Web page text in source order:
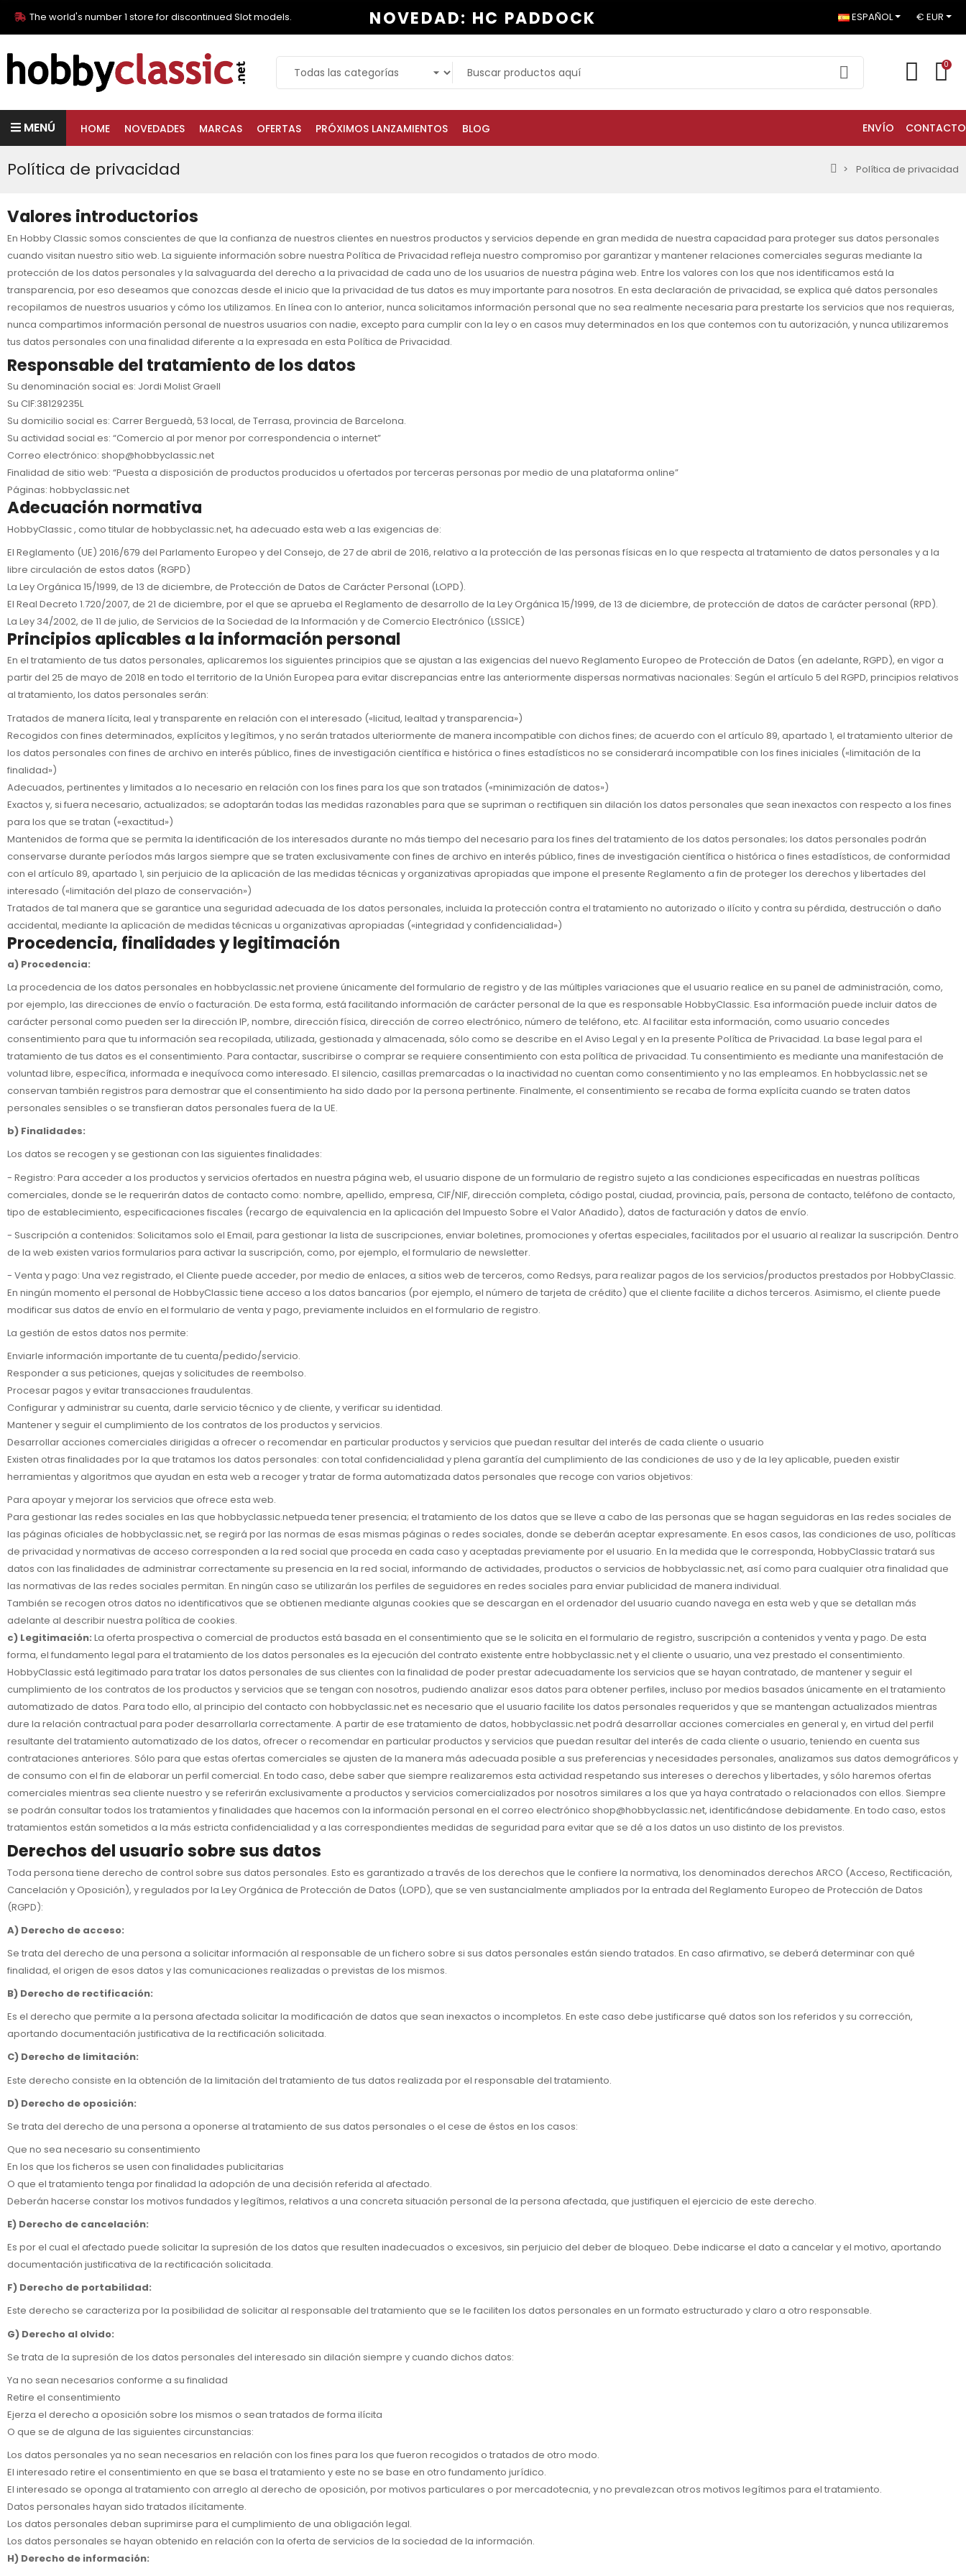
The world's number 1 store for discontinued Slot models. NOVEDAD: HC PADDOCK ESPAÑOL € EUR
0
MENÚ HOME NOVEDADES MARCAS OFERTAS PRÓXIMOS LANZAMIENTOS BLOG ENVÍO CONTACTO
Política de privacidad Política de privacidad
Valores introductorios
En Hobby Classic somos conscientes de que la confianza de nuestros clientes en nuestros productos y servicios depende en gran medida de nuestra capacidad para proteger sus datos personales
cuando visitan nuestro sitio web. La siguiente información sobre nuestra Política de Privacidad refleja nuestro compromiso por garantizar y mantener relaciones comerciales seguras mediante la
protección de los datos personales y la salvaguarda del derecho a la privacidad de cada uno de los usuarios de nuestra página web. Entre los valores con los que nos identificamos está la
transparencia, por eso deseamos que conozcas desde el inicio que la privacidad de tus datos es muy importante para nosotros. En esta declaración de privacidad, se explica qué datos personales
recopilamos de nuestros usuarios y cómo los utilizamos. En línea con lo anterior, nunca solicitamos información personal que no sea realmente necesaria para prestarte los servicios que nos requieras,
nunca compartimos información personal de nuestros usuarios con nadie, excepto para cumplir con la ley o en casos muy determinados en los que contemos con tu autorización, y nunca utilizaremos
tus datos personales con una finalidad diferente a la expresada en esta Política de Privacidad.
Responsable del tratamiento de los datos
Su denominación social es: Jordi Molist Graell
Su CIF:38129235L
Su domicilio social es: Carrer Berguedà, 53 local, de Terrasa, provincia de Barcelona.
Su actividad social es: “Comercio al por menor por correspondencia o internet”
Correo electrónico: shop@hobbyclassic.net
Finalidad de sitio web: “Puesta a disposición de productos producidos u ofertados por terceras personas por medio de una plataforma online”
Páginas: hobbyclassic.net
Adecuación normativa
HobbyClassic , como titular de hobbyclassic.net, ha adecuado esta web a las exigencias de:
El Reglamento (UE) 2016/679 del Parlamento Europeo y del Consejo, de 27 de abril de 2016, relativo a la protección de las personas físicas en lo que respecta al tratamiento de datos personales y a la
libre circulación de estos datos (RGPD)
La Ley Orgánica 15/1999, de 13 de diciembre, de Protección de Datos de Carácter Personal (LOPD).
El Real Decreto 1.720/2007, de 21 de diciembre, por el que se aprueba el Reglamento de desarrollo de la Ley Orgánica 15/1999, de 13 de diciembre, de protección de datos de carácter personal (RPD).
La Ley 34/2002, de 11 de julio, de Servicios de la Sociedad de la Información y de Comercio Electrónico (LSSICE)
Principios aplicables a la información personal
En el tratamiento de tus datos personales, aplicaremos los siguientes principios que se ajustan a las exigencias del nuevo Reglamento Europeo de Protección de Datos (en adelante, RGPD), en vigor a
partir del 25 de mayo de 2018 en todo el territorio de la Unión Europea para evitar discrepancias entre las anteriormente dispersas normativas nacionales: Según el artículo 5 del RGPD, principios relativos
al tratamiento, los datos personales serán:
Tratados de manera lícita, leal y transparente en relación con el interesado («licitud, lealtad y transparencia»)
Recogidos con fines determinados, explícitos y legítimos, y no serán tratados ulteriormente de manera incompatible con dichos fines; de acuerdo con el artículo 89, apartado 1, el tratamiento ulterior de
los datos personales con fines de archivo en interés público, fines de investigación científica e histórica o fines estadísticos no se considerará incompatible con los fines iniciales («limitación de la
finalidad»)
Adecuados, pertinentes y limitados a lo necesario en relación con los fines para los que son tratados («minimización de datos»)
Exactos y, si fuera necesario, actualizados; se adoptarán todas las medidas razonables para que se supriman o rectifiquen sin dilación los datos personales que sean inexactos con respecto a los fines
para los que se tratan («exactitud»)
Mantenidos de forma que se permita la identificación de los interesados durante no más tiempo del necesario para los fines del tratamiento de los datos personales; los datos personales podrán
conservarse durante períodos más largos siempre que se traten exclusivamente con fines de archivo en interés público, fines de investigación científica o histórica o fines estadísticos, de conformidad
con el artículo 89, apartado 1, sin perjuicio de la aplicación de las medidas técnicas y organizativas apropiadas que impone el presente Reglamento a fin de proteger los derechos y libertades del
interesado («limitación del plazo de conservación»)
Tratados de tal manera que se garantice una seguridad adecuada de los datos personales, incluida la protección contra el tratamiento no autorizado o ilícito y contra su pérdida, destrucción o daño
accidental, mediante la aplicación de medidas técnicas u organizativas apropiadas («integridad y confidencialidad»)
Procedencia, finalidades y legitimación
a) Procedencia:
La procedencia de los datos personales en hobbyclassic.net proviene únicamente del formulario de registro y de las múltiples variaciones que el usuario realice en su panel de administración, como,
por ejemplo, las direcciones de envío o facturación. De esta forma, está facilitando información de carácter personal de la que es responsable HobbyClassic. Esa información puede incluir datos de
carácter personal como pueden ser la dirección IP, nombre, dirección física, dirección de correo electrónico, número de teléfono, etc. Al facilitar esta información, como usuario concedes
consentimiento para que tu información sea recopilada, utilizada, gestionada y almacenada, sólo como se describe en el Aviso Legal y en la presente Política de Privacidad. La base legal para el
tratamiento de tus datos es el consentimiento. Para contactar, suscribirse o comprar se requiere consentimiento con esta política de privacidad. Tu consentimiento es mediante una manifestación de
voluntad libre, específica, informada e inequívoca como interesado. El silencio, casillas premarcadas o la inactividad no cuentan como consentimiento y no las empleamos. En hobbyclassic.net se
conservan también registros para demostrar que el consentimiento ha sido dado por la persona pertinente. Finalmente, el consentimiento se recaba de forma explícita cuando se traten datos
personales sensibles o se transfieran datos personales fuera de la UE.
b) Finalidades:
Los datos se recogen y se gestionan con las siguientes finalidades:
- Registro: Para acceder a los productos y servicios ofertados en nuestra página web, el usuario dispone de un formulario de registro sujeto a las condiciones especificadas en nuestras políticas
comerciales, donde se le requerirán datos de contacto como: nombre, apellido, empresa, CIF/NIF, dirección completa, código postal, ciudad, provincia, país, persona de contacto, teléfono de contacto,
tipo de establecimiento, especificaciones fiscales (recargo de equivalencia en la aplicación del Impuesto Sobre el Valor Añadido), datos de facturación y datos de envío.
- Suscripción a contenidos: Solicitamos solo el Email, para gestionar la lista de suscripciones, enviar boletines, promociones y ofertas especiales, facilitados por el usuario al realizar la suscripción. Dentro
de la web existen varios formularios para activar la suscripción, como, por ejemplo, el formulario de newsletter.
- Venta y pago: Una vez registrado, el Cliente puede acceder, por medio de enlaces, a sitios web de terceros, como Redsys, para realizar pagos de los servicios/productos prestados por HobbyClassic.
En ningún momento el personal de HobbyClassic tiene acceso a los datos bancarios (por ejemplo, el número de tarjeta de crédito) que el cliente facilite a dichos terceros. Asimismo, el cliente puede
modificar sus datos de envío en el formulario de venta y pago, previamente incluidos en el formulario de registro.
La gestión de estos datos nos permite:
Enviarle información importante de tu cuenta/pedido/servicio.
Responder a sus peticiones, quejas y solicitudes de reembolso.
Procesar pagos y evitar transacciones fraudulentas.
Configurar y administrar su cuenta, darle servicio técnico y de cliente, y verificar su identidad.
Mantener y seguir el cumplimiento de los contratos de los productos y servicios.
Desarrollar acciones comerciales dirigidas a ofrecer o recomendar en particular productos y servicios que puedan resultar del interés de cada cliente o usuario
Existen otras finalidades por la que tratamos los datos personales: con total confidencialidad y plena garantía del cumplimiento de las condiciones de uso y de la ley aplicable, pueden existir
herramientas y algoritmos que ayudan en esta web a recoger y tratar de forma automatizada datos personales que recoge con varios objetivos:
Para apoyar y mejorar los servicios que ofrece esta web.
Para gestionar las redes sociales en las que hobbyclassic.netpueda tener presencia; el tratamiento de los datos que se lleve a cabo de las personas que se hagan seguidoras en las redes sociales de
las páginas oficiales de hobbyclassic.net, se regirá por las normas de esas mismas páginas o redes sociales, donde se deberán aceptar expresamente. En esos casos, las condiciones de uso, políticas
de privacidad y normativas de acceso corresponden a la red social que proceda en cada caso y aceptadas previamente por el usuario. En la medida que le corresponda, HobbyClassic tratará sus
datos con las finalidades de administrar correctamente su presencia en la red social, informando de actividades, productos o servicios de hobbyclassic.net, así como para cualquier otra finalidad que
las normativas de las redes sociales permitan. En ningún caso se utilizarán los perfiles de seguidores en redes sociales para enviar publicidad de manera individual.
También se recogen otros datos no identificativos que se obtienen mediante algunas cookies que se descargan en el ordenador del usuario cuando navega en esta web y que se detallan más
adelante al describir nuestra política de cookies.
c) Legitimación: La oferta prospectiva o comercial de productos está basada en el consentimiento que se le solicita en el formulario de registro, suscripción a contenidos y venta y pago. De esta
forma, el fundamento legal para el tratamiento de los datos personales es la ejecución del contrato existente entre hobbyclassic.net y el cliente o usuario, una vez prestado el consentimiento.
HobbyClassic está legitimado para tratar los datos personales de sus clientes con la finalidad de poder prestar adecuadamente los servicios que se hayan contratado, de mantener y seguir el
cumplimiento de los contratos de los productos y servicios que se tengan con nosotros, pudiendo analizar esos datos para obtener perfiles, incluso por medios basados únicamente en el tratamiento
automatizado de datos. Para todo ello, al principio del contacto con hobbyclassic.net es necesario que el usuario facilite los datos personales requeridos y que se mantengan actualizados mientras
dure la relación contractual para poder desarrollarla correctamente. A partir de ese tratamiento de datos, hobbyclassic.net podrá desarrollar acciones comerciales en general y, en virtud del perfil
resultante del tratamiento automatizado de los datos, ofrecer o recomendar en particular productos y servicios que puedan resultar del interés de cada cliente o usuario, teniendo en cuenta sus
contrataciones anteriores. Sólo para que estas ofertas comerciales se ajusten de la manera más adecuada posible a sus preferencias y necesidades personales, analizamos sus datos demográficos y
de consumo con el fin de elaborar un perfil comercial. En todo caso, debe saber que siempre realizaremos esta actividad respetando sus intereses o derechos y libertades, y sólo haremos ofertas
comerciales mientras sea cliente nuestro y se referirán exclusivamente a productos y servicios comercializados por nosotros similares a los que ya haya contratado o relacionados con ellos. Siempre
se podrán consultar todos los tratamientos y finalidades que hacemos con la información personal en el correo electrónico shop@hobbyclassic.net, identificándose debidamente. En todo caso, estos
tratamientos están sometidos a la más estricta confidencialidad y a las correspondientes medidas de seguridad para evitar que se dé a los datos un uso distinto de los previstos.
Derechos del usuario sobre sus datos
Toda persona tiene derecho de control sobre sus datos personales. Esto es garantizado a través de los derechos que le confiere la normativa, los denominados derechos ARCO (Acceso, Rectificación,
Cancelación y Oposición), y regulados por la Ley Orgánica de Protección de Datos (LOPD), que se ven sustancialmente ampliados por la entrada del Reglamento Europeo de Protección de Datos
(RGPD):
A) Derecho de acceso:
Se trata del derecho de una persona a solicitar información al responsable de un fichero sobre si sus datos personales están siendo tratados. En caso afirmativo, se deberá determinar con qué
finalidad, el origen de esos datos y las comunicaciones realizadas o previstas de los mismos.
B) Derecho de rectificación:
Es el derecho que permite a la persona afectada solicitar la modificación de datos que sean inexactos o incompletos. En este caso debe justificarse qué datos son los referidos y su corrección,
aportando documentación justificativa de la rectificación solicitada.
C) Derecho de limitación:
Este derecho consiste en la obtención de la limitación del tratamiento de tus datos realizada por el responsable del tratamiento.
D) Derecho de oposición:
Se trata del derecho de una persona a oponerse al tratamiento de sus datos personales o el cese de éstos en los casos:
Que no sea necesario su consentimiento
En los que los ficheros se usen con finalidades publicitarias
O que el tratamiento tenga por finalidad la adopción de una decisión referida al afectado.
Deberán hacerse constar los motivos fundados y legítimos, relativos a una concreta situación personal de la persona afectada, que justifiquen el ejercicio de este derecho.
E) Derecho de cancelación:
Es por el cual el afectado puede solicitar la supresión de los datos que resulten inadecuados o excesivos, sin perjuicio del deber de bloqueo. Debe indicarse el dato a cancelar y el motivo, aportando
documentación justificativa de la rectificación solicitada.
F) Derecho de portabilidad:
Este derecho se caracteriza por la posibilidad de solicitar al responsable del tratamiento que se le faciliten los datos personales en un formato estructurado y claro a otro responsable.
G) Derecho al olvido:
Se trata de la supresión de los datos personales del interesado sin dilación siempre y cuando dichos datos:
Ya no sean necesarios conforme a su finalidad
Retire el consentimiento
Ejerza el derecho a oposición sobre los mismos o sean tratados de forma ilícita
O que se de alguna de las siguientes circunstancias:
Los datos personales ya no sean necesarios en relación con los fines para los que fueron recogidos o tratados de otro modo.
El interesado retire el consentimiento en que se basa el tratamiento y este no se base en otro fundamento jurídico.
El interesado se oponga al tratamiento con arreglo al derecho de oposición, por motivos particulares o por mercadotecnia, y no prevalezcan otros motivos legítimos para el tratamiento.
Datos personales hayan sido tratados ilícitamente.
Los datos personales deban suprimirse para el cumplimiento de una obligación legal.
Los datos personales se hayan obtenido en relación con la oferta de servicios de la sociedad de la información.
H) Derecho de información: